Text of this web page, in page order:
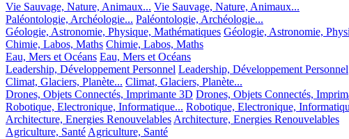
Vie Sauvage, Nature, Animaux... Vie Sauvage, Nature, Animaux...
Paléontologie, Archéologie... Paléontologie, Archéologie...
Géologie, Astronomie, Physique, Mathématiques Géologie, Astronomie,
Chimie, Labos, Maths Chimie, Labos, Maths
Eau, Mers et Océans Eau, Mers et Océans
Leadership, Développement Personnel Leadership, Développement Personnel
Climat, Glaciers, Planète... Climat, Glaciers, Planète...
Drones, Objets Connectés, Imprimante 3D Drones, Objets Connectés,
Robotique, Electronique, Informatique... Robotique, Electronique,
Architecture, Energies RenouvelablesArchitecture, Energies Renouvelables
Agriculture, SantéAgriculture, Santé